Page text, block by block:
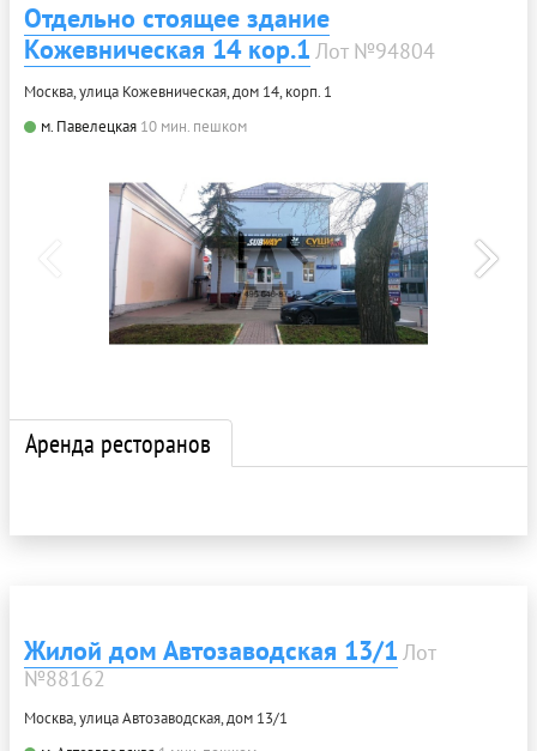
Отдельно стоящее здание
Кожевническая 14 кор.1 Лот №94804
Москва, улица Кожевническая, дом 14, корп. 1
м. Павелецкая 10 мин. пешком
Аренда ресторанов
Жилой дом Автозаводская 13/1 Лот
№88162
Москва, улица Автозаводская, дом 13/1